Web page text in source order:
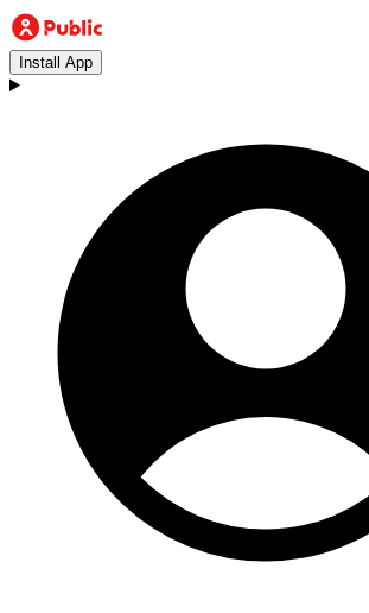
Install App